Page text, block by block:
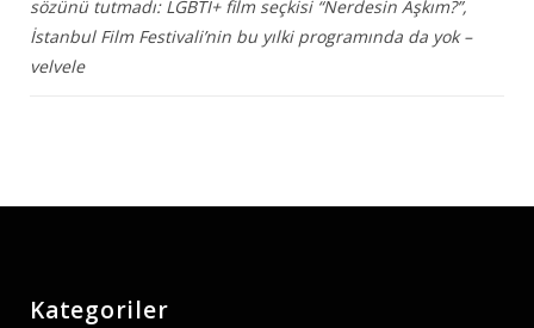
sözünü tutmadı: LGBTİ+ film seçkisi “Nerdesin Aşkım?”,
İstanbul Film Festivali’nin bu yılki programında da yok –
velvele
Kategoriler